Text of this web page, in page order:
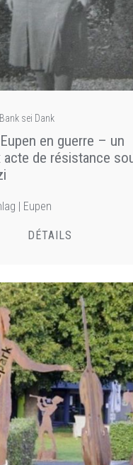
sei Dank
en guerre – un
acte de résistance
| Eupen
DÉTAILS